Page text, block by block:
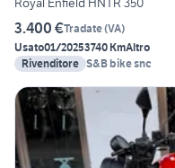
3.400 €Tradate(VA)
Usato01/20253740 KmAltro
Rivenditore S&B bike snc